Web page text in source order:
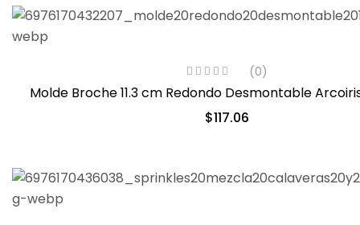
(0)
Molde Broche 11.3 cm Redondo Desmontable
$117.06